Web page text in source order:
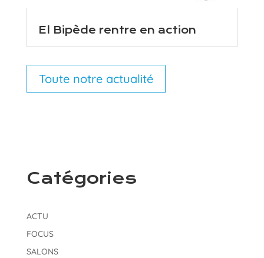
El Bipède rentre en action
Toute notre actualité
Catégories
ACTU
FOCUS
SALONS